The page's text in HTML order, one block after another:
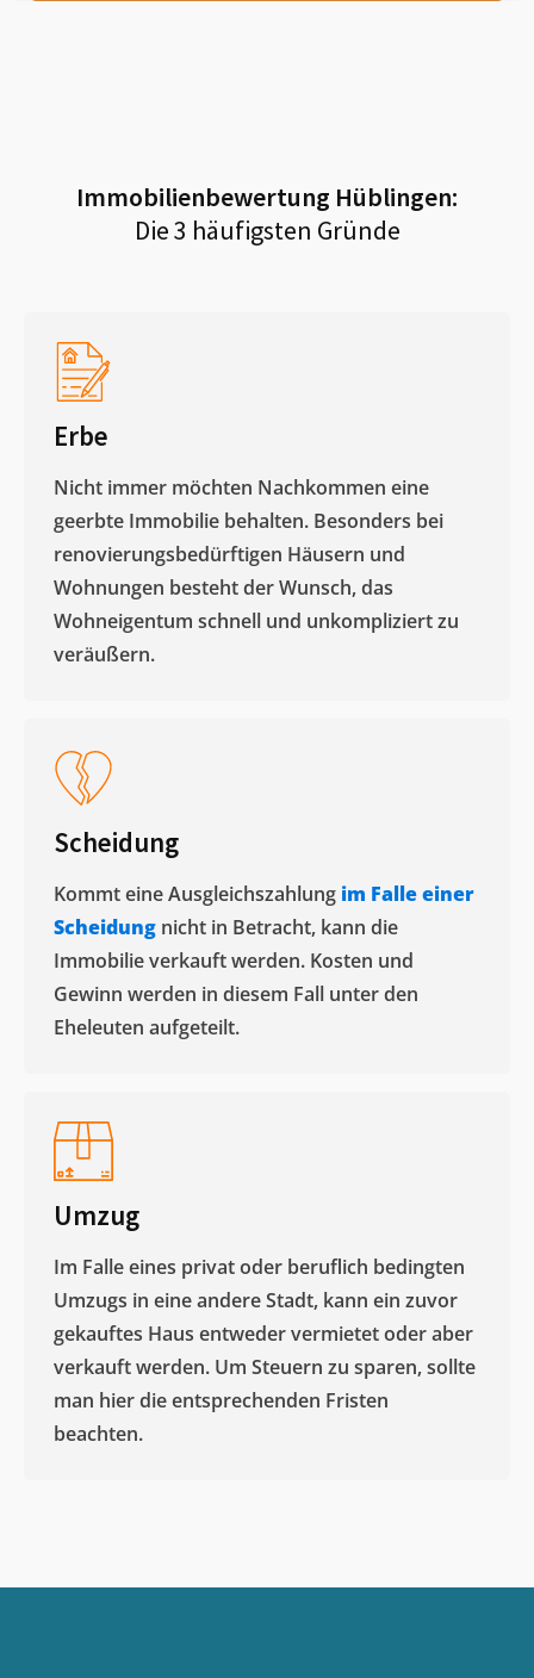
Immobilienbewertung Hüblingen:
Die 3 häufigsten Gründe
Erbe
Nicht immer möchten Nachkommen eine
geerbte Immobilie behalten. Besonders bei
renovierungsbedürftigen Häusern und
Wohnungen besteht der Wunsch, das
Wohneigentum schnell und unkompliziert zu
veräußern. ​
Scheidung
Kommt eine Ausgleichszahlung im Falle einer
Scheidung nicht in Betracht, kann die
Immobilie verkauft werden. Kosten und
Gewinn werden in diesem Fall unter den
Eheleuten aufgeteilt.​
Umzug
Im Falle eines privat oder beruflich bedingten
Umzugs in eine andere Stadt, kann ein zuvor
gekauftes Haus entweder vermietet oder aber
verkauft werden. Um Steuern zu sparen, sollte
man hier die entsprechenden Fristen
beachten.